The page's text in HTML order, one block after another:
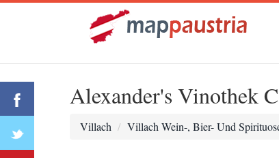
Alexander's Vinothek
Villach Villach Wein-, Bier- Und